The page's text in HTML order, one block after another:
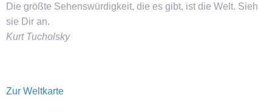
Die größte Sehenswürdigkeit, die es gibt, ist die Welt. Sieh
sie Dir an.
Kurt Tucholsky
Zur Weltkarte